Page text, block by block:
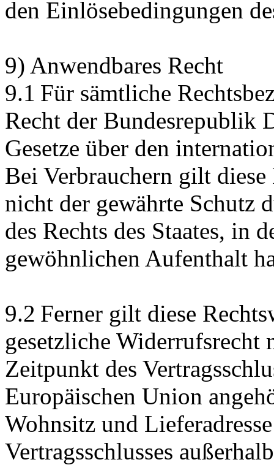
den Einlösebedingungen
9) Anwendbares Recht
9.1 Für sämtliche
Recht der Bundesrepublik
Gesetze über den
Bei Verbrauchern gilt
nicht der gewährte Schutz
des Rechts des Staates, in
gewöhnlichen Aufenthalt
9.2 Ferner gilt diese
gesetzliche Widerrufsrecht
Zeitpunkt des
Europäischen Union
Wohnsitz und
Vertragsschlusses